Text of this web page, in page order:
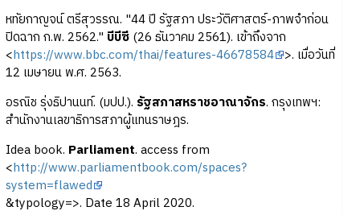
หทัยกาญจน์ ตรีสุวรรณ. "44 ปี รัฐสภา ประวัติศาสตร์-ภาพจำก่อน
ปิดฉาก ก.พ. 2562." บีบีซี(26 ธันวาคม 2561). เข้าถึงจาก
<https://www.bbc.com/thai/features-46678584 >. เมื่อวันที่
12 เมษายน พ.ศ. 2563.
อรณิช รุ่งธิปานนท์. (มปป.). รัฐสภาสหราชอาณาจักร. กรุงเทพฯ:
สำนักงานเลขาธิการสภาผู้แทนราษฎร.
Idea book. Parliament. access from
<http://www.parliamentbook.com/spaces?
system=flawed
&typology=>. Date 18 April 2020.